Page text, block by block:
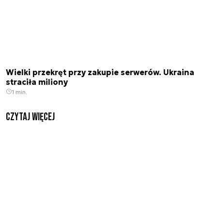
Wielki przekręt przy zakupie serwerów. Ukraina
straciła miliony
1 min.
czytaj więcej